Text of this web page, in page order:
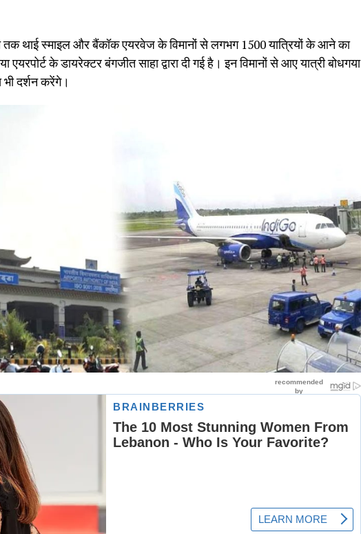
थाई स्माइल और बैंकॉक एयरवेज के विमानों से लगभग 1500 यात्रियों के आने का
के डायरेक्टर बंगजीत साहा द्वारा दी गई है। इन विमानों से आए यात्री बोधगया
भी दर्शन करेंगे।